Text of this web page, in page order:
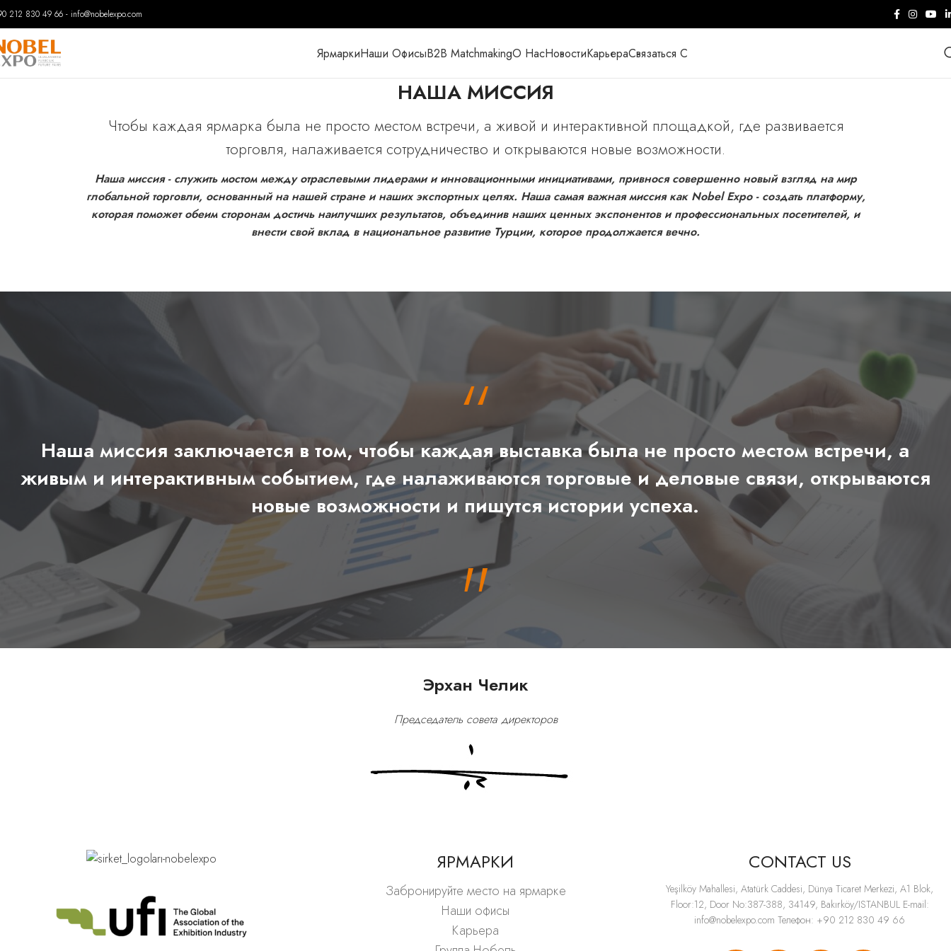
212 830 49 66 - info@nobelexpo.com
ЯрмаркиНаши ОфисыB2B MatchmakingО НасНовостиКарьераСвязаться С
НАША МИССИЯ
Чтобы каждая ярмарка была не просто местом встречи, а живой и интерактивной площадкой, где развивается
торговля, налаживается сотрудничество и открываются новые возможности.
Наша миссия - служить мостом между отраслевыми лидерами и инновационными инициативами, привнося совершенно новый взгляд на мир
глобальной торговли, основанный на нашей стране и наших экспортных целях. Наша самая важная миссия как Nobel Expo - создать платформу,
которая поможет обеим сторонам достичь наилучших результатов, объединив наших ценных экспонентов и профессиональных посетителей, и
внести свой вклад в национальное развитие Турции, которое продолжается вечно.
“
Наша миссия заключается в том, чтобы каждая выставка была не просто местом встречи, а
живым и интерактивным событием, где налаживаются торговые и деловые связи, открываются
новые возможности и пишутся истории успеха.
"
Эрхан Челик
Председатель совета директоров
ЯРМАРКИ
Забронируйте место на ярмарке
Наши офисы
Карьера
CONTACT US
Yeşilköy Mahallesi, Atatürk Caddesi, Dünya Ticaret Merkezi, A1 Blok,
Floor:12, Door No:387-388, 34149, Bakırköy/ISTANBUL E-mail:
info@nobelexpo.com Телефон: +90 212 830 49 66